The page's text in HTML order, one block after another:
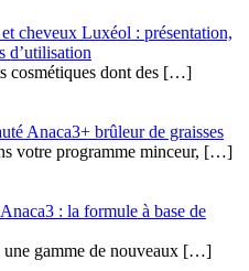
cheveux Luxéol : présentation,
d’utilisation
cosmétiques dont des […]
Anaca3+ brûleur de graisses
votre programme minceur, […]
: la formule à base de
une gamme de nouveaux […]